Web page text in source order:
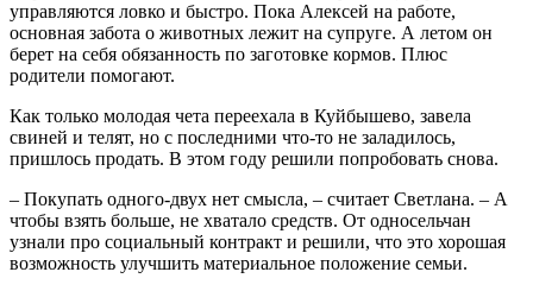
управляются ловко и быстро. Пока Алексей на работе,
основная забота о животных лежит на супруге. А летом он
берет на себя обязанность по заготовке кормов. Плюс
родители помогают.
Как только молодая чета переехала в Куйбышево, завела
свиней и телят, но с последними что-то не заладилось,
пришлось продать. В этом году решили попробовать снова.
– Покупать одного-двух нет смысла, – считает Светлана. – А
чтобы взять больше, не хватало средств. От односельчан
узнали про социальный контракт и решили, что это хорошая
возможность улучшить материальное положение семьи.